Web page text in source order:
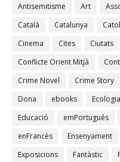
Antisemitisme
Art
Català
Catalunya
Cinema
Cites Ciutats
Conflicte Orient Mitjà
Crime Novel
Crime Story
Dona
ebooks Ecologia
Educació
emPortuguês
enFrancès
Ensenyament
Exposicions
Fantàstic